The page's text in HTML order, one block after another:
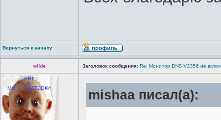
Вернуться к началу
wilde Заголовок сообщения: Re: Монитор DNS V2356 не
mishaa писал(а):